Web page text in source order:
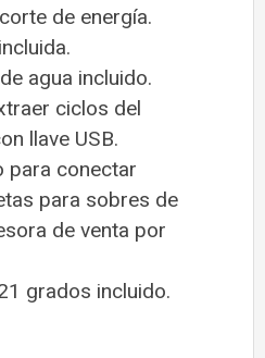
de energía.
agua incluido.
ciclos del
llave USB.
para conectar
para sobres de
de venta por
grados incluido.